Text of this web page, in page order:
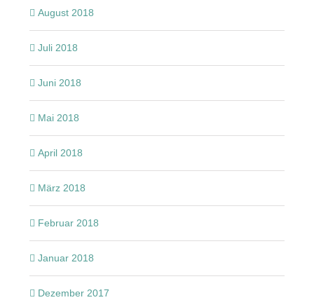
August 2018
Juli 2018
Juni 2018
Mai 2018
April 2018
März 2018
Februar 2018
Januar 2018
Dezember 2017